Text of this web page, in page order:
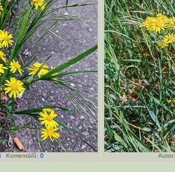
Komentářů: 0 Autor: